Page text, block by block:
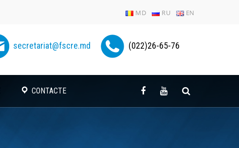
MD RU EN
secretariat@fscre.md (022)26-65-76
CONTACTE